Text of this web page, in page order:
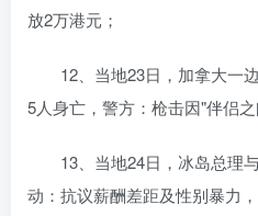
放2万港元；
12、当地23日，加拿大一
5人身亡，警方：枪击因"伴侣之
13、当地24日，冰岛总理
动：抗议薪酬差距及性别暴力